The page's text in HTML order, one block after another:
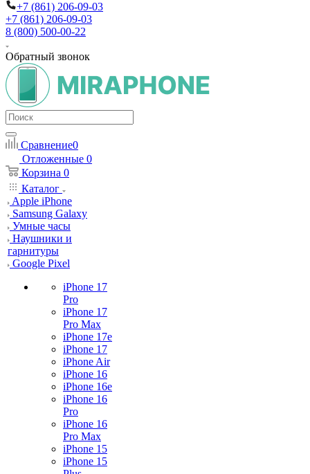
+7 (861) 206-09-03
+7 (861) 206-09-03
8 (800) 500-00-22
Обратный звонок
Сравнение0
Отложенные 0
Корзина 0
Каталог
Apple iPhone
Samsung Galaxy
Умные часы
Наушники и
гарнитуры
Google Pixel
iPhone 17
Pro
iPhone 17
Pro Max
iPhone 17e
iPhone 17
iPhone Air
iPhone 16
iPhone 16e
iPhone 16
Pro
iPhone 16
Pro Max
iPhone 15
iPhone 15